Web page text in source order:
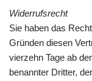
Widerrufsrecht
Sie haben das
Gründen diesen
vierzehn Tage ab
benannter Dritter,